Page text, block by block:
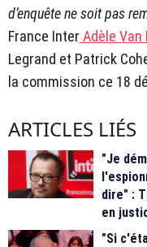
d’enquête ne soit pas
France Inter Adèle Van
Legrand et Patrick
la commission ce 18
ARTICLES LIÉS
"Je
dire" :
en
"Si